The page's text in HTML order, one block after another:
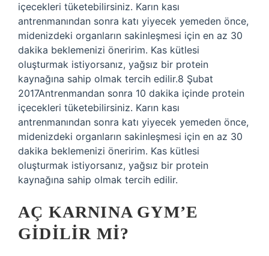
içecekleri tüketebilirsiniz. Karın kası
antrenmanından sonra katı yiyecek yemeden önce,
midenizdeki organların sakinleşmesi için en az 30
dakika beklemenizi öneririm. Kas kütlesi
oluşturmak istiyorsanız, yağsız bir protein
kaynağına sahip olmak tercih edilir.8 Şubat
2017Antrenmandan sonra 10 dakika içinde protein
içecekleri tüketebilirsiniz. Karın kası
antrenmanından sonra katı yiyecek yemeden önce,
midenizdeki organların sakinleşmesi için en az 30
dakika beklemenizi öneririm. Kas kütlesi
oluşturmak istiyorsanız, yağsız bir protein
kaynağına sahip olmak tercih edilir.
AÇ KARNINA GYM’E
GIDILIR MI?